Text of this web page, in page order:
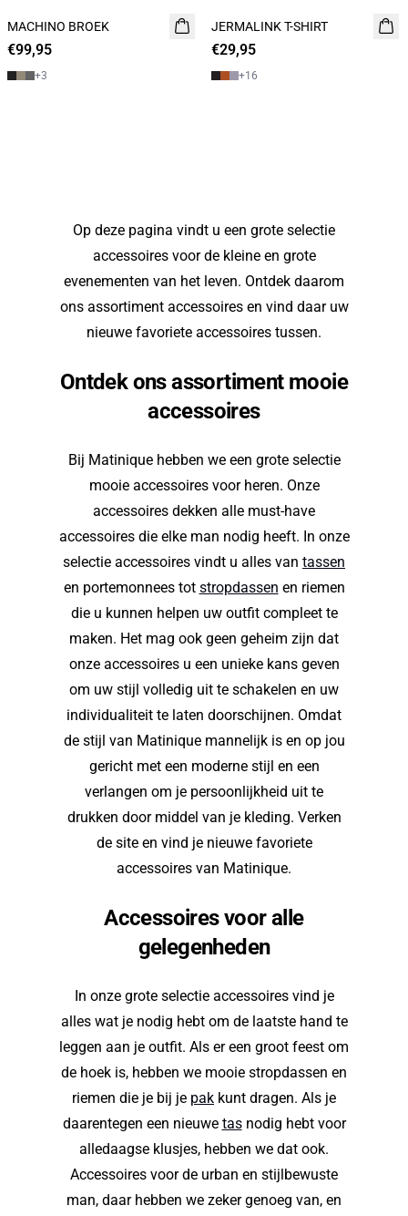
NIEUW
MACHINO BROEK
€99,95
+3
NIEUW
2 for 45€
JERMALINK T-SHIRT
€29,95
+16
Op deze pagina vindt u een grote selectie
accessoires voor de kleine en grote
evenementen van het leven. Ontdek daarom
ons assortiment accessoires en vind daar uw
nieuwe favoriete accessoires tussen.
Ontdek ons assortiment mooie
accessoires
Bij Matinique hebben we een grote selectie
mooie accessoires voor heren. Onze
accessoires dekken alle must-have
accessoires die elke man nodig heeft. In onze
selectie accessoires vindt u alles van tassen
en portemonnees tot stropdassen en riemen
die u kunnen helpen uw outfit compleet te
maken. Het mag ook geen geheim zijn dat
onze accessoires u een unieke kans geven
om uw stijl volledig uit te schakelen en uw
individualiteit te laten doorschijnen. Omdat
de stijl van Matinique mannelijk is en op jou
gericht met een moderne stijl en een
verlangen om je persoonlijkheid uit te
drukken door middel van je kleding. Verken
de site en vind je nieuwe favoriete
accessoires van Matinique.
Accessoires voor alle
gelegenheden
In onze grote selectie accessoires vind je
alles wat je nodig hebt om de laatste hand te
leggen aan je outfit. Als er een groot feest om
de hoek is, hebben we mooie stropdassen en
riemen die je bij je pak kunt dragen. Als je
daarentegen een nieuwe tasnodig hebt voor
alledaagse klusjes, hebben we dat ook.
Accessoires voor de urban en stijlbewuste
man, daar hebben we zeker genoeg van, en